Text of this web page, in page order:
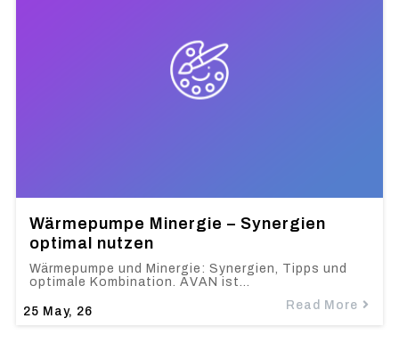
Wärmepumpe Minergie – Synergien
optimal nutzen
25 May, 26
Wärmepumpe und Minergie: Synergien, Tipps und
optimale Kombination. AVAN ist…
Read More